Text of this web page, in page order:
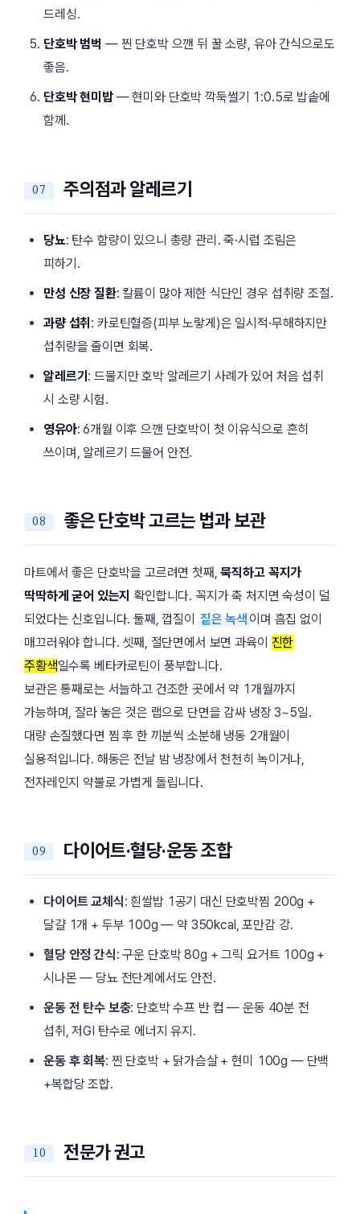
드레싱.
단호박 범벅 — 찐 단호박 으깬 뒤 꿀 소량, 유아 간식으로도
좋음.
단호박 현미밥— 현미와 단호박 깍둑썰기 1:0.5로 밥솥에
함께.
주의점과 알레르기
당뇨: 탄수 함량이 있으니 총량 관리. 죽·시럽 조림은
피하기.
만성 신장 질환: 칼륨이 많아 제한 식단인 경우 섭취량 조절.
과량 섭취 : 카로틴혈증(피부 노랗게)은 일시적·무해하지만
섭취량을 줄이면 회복.
알레르기 : 드물지만 호박 알레르기 사례가 있어 처음 섭취
시 소량 시험.
영유아: 6개월 이후 으깬 단호박이 첫 이유식으로 흔히
쓰이며, 알레르기 드물어 안전.
좋은 단호박 고르는 법과 보관
마트에서 좋은 단호박을 고르려면 첫째,묵직하고 꼭지가
딱딱하게 굳어 있는지 확인합니다. 꼭지가 축 처지면 숙성이 덜
되었다는 신호입니다. 둘째, 껍질이
짙은 녹색이며 흠집 없이
매끄러워야 합니다. 셋째, 절단면에서 보면 과육이 진한
주황색일수록 베타카로틴이 풍부합니다.
보관은 통째로는 서늘하고 건조한 곳에서 약 1개월까지
가능하며, 잘라 놓은 것은 랩으로 단면을 감싸 냉장 3~5일.
대량 손질했다면 찜 후 한 끼분씩 소분해 냉동 2개월이
실용적입니다. 해동은 전날 밤 냉장에서 천천히 녹이거나,
전자레인지 약불로 가볍게 돌립니다.
다이어트·혈당·운동 조합
다이어트 교체식: 흰쌀밥 1공기 대신 단호박찜 200g +
달걀 1개 + 두부 100g — 약 350kcal, 포만감 강.
혈당 안정 간식: 구운 단호박 80g + 그릭 요거트 100g +
시나몬 — 당뇨 전단계에서도 안전.
운동 전 탄수 보충: 단호박 수프 반 컵 — 운동 40분 전
섭취, 저GI 탄수로 에너지 유지.
운동 후 회복: 찐 단호박 + 닭가슴살 + 현미 100g — 단백
+복합당 조합.
전문가 권고